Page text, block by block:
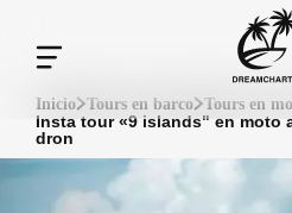
Inicio Tours en barco Tours en
Insta tour «9 islands" en moto
dron